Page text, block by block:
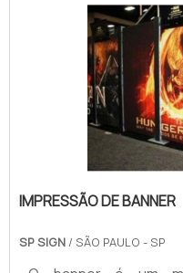
escovado Ã©
aplicada na indÃºstria
por esse motivo, Ã©
para regiÃµes
IMPRESSÃO DE BANNER
SP SIGN / SÃO PAULO - SP